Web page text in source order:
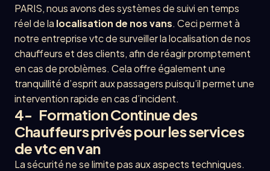
PARIS, nous avons des systèmes de suivi en temps
réel de la localisation de nos vans. Ceci permet à
notre entreprise vtc de surveiller la localisation de nos
chauffeurs et des clients, afin de réagir promptement
en cas de problèmes. Cela offre également une
tranquillité d’esprit aux passagers puisqu’il permet une
intervention rapide en cas d’incident.
4- Formation Continue des
Chauffeurs privés pour les services
de vtc en van
La sécurité ne se limite pas aux aspects techniques.